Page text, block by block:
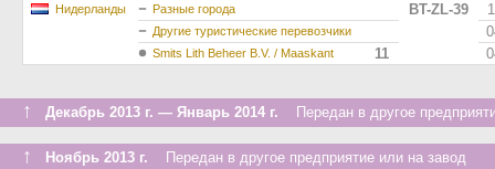
Нидерланды BT-ZL-39
Разные города
Другие туристические перевозчики
Smits Lith Beheer B.V. / Maaskant 11
↑ Декабрь 2013 г. — Январь 2014 г. Передан в другое
↑ Ноябрь 2013 г. Передан в другое предприятие или на завод